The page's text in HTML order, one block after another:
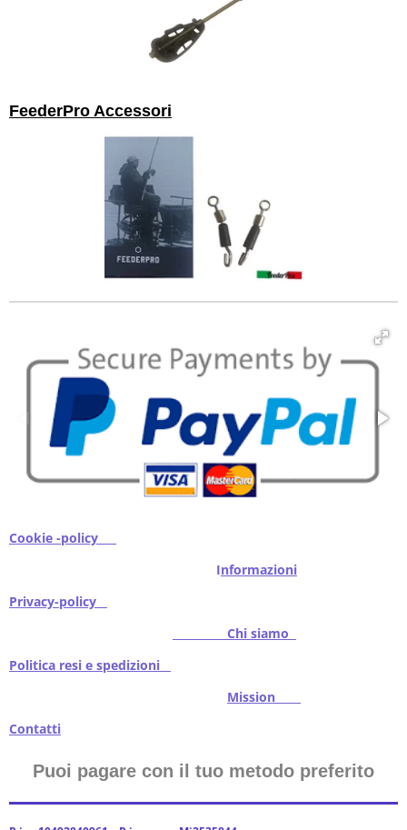
FeederPro Accessori
Cookie -policy
Informazioni
Privacy-policy
Chi siamo
Politica resi e spedizioni
Mission
Contatti
Puoi pagare con il tuo metodo preferito